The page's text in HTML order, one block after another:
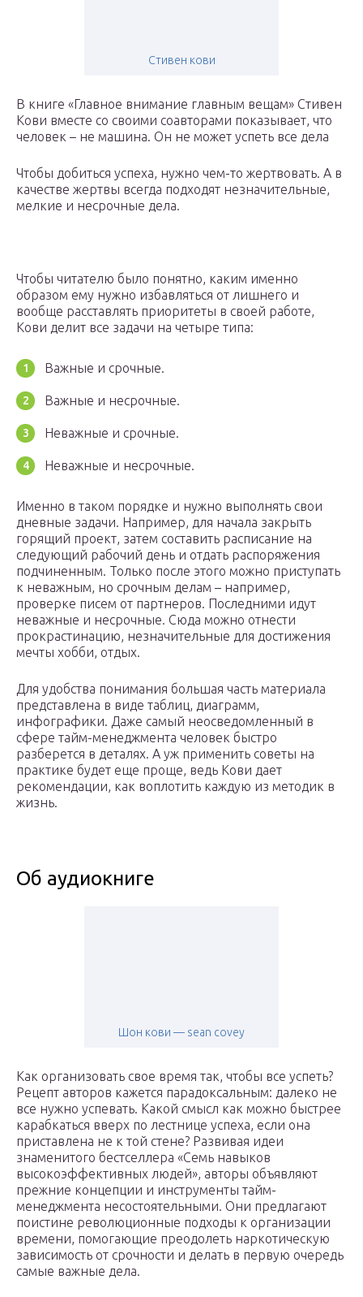
Стивен кови
В книге «Главное внимание главным вещам» Стивен
Кови вместе со своими соавторами показывает, что
человек – не машина. Он не может успеть все дела
Чтобы добиться успеха, нужно чем-то жертвовать. А в
качестве жертвы всегда подходят незначительные,
мелкие и несрочные дела.
Чтобы читателю было понятно, каким именно
образом ему нужно избавляться от лишнего и
вообще расставлять приоритеты в своей работе,
Кови делит все задачи на четыре типа:
Важные и срочные.
Важные и несрочные.
Неважные и срочные.
Неважные и несрочные.
Именно в таком порядке и нужно выполнять свои
дневные задачи. Например, для начала закрыть
горящий проект, затем составить расписание на
следующий рабочий день и отдать распоряжения
подчиненным. Только после этого можно приступать
к неважным, но срочным делам – например,
проверке писем от партнеров. Последними идут
неважные и несрочные. Сюда можно отнести
прокрастинацию, незначительные для достижения
мечты хобби, отдых.
Для удобства понимания большая часть материала
представлена в виде таблиц, диаграмм,
инфографики. Даже самый неосведомленный в
сфере тайм-менеджмента человек быстро
разберется в деталях. А уж применить советы на
практике будет еще проще, ведь Кови дает
рекомендации, как воплотить каждую из методик в
жизнь.
Об аудиокниге
Шон кови — sean covey
Как организовать свое время так, чтобы все успеть?
Рецепт авторов кажется парадоксальным: далеко не
все нужно успевать. Какой смысл как можно быстрее
карабкаться вверх по лестнице успеха, если она
приставлена не к той стене? Развивая идеи
знаменитого бестселлера «Семь навыков
высокоэффективных людей», авторы объявляют
прежние концепции и инструменты тайм-
менеджмента несостоятельными. Они предлагают
поистине революционные подходы к организации
времени, помогающие преодолеть наркотическую
зависимость от срочности и делать в первую очередь
самые важные дела.